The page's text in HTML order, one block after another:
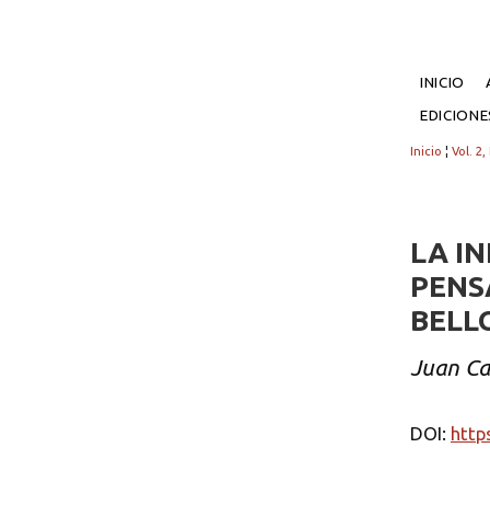
INICIO
Inicio ¦ Vol. 2,
LA
Juan
DOI: